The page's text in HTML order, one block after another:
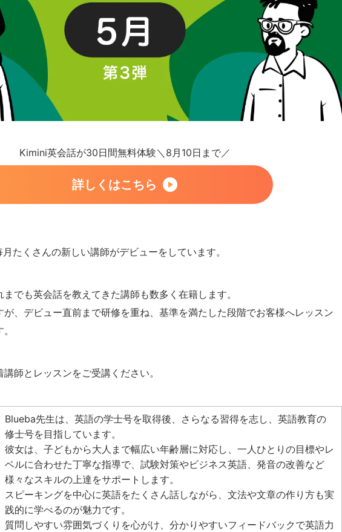
Kimini英会話が30日間無料体験＼8月10日まで／
詳しくはこちら
たくさんの新しい講師がデビューをしています。
でも英会話を教えてきた講師も数多く在籍します。
、デビュー直前まで研修を重ね、基準を満たした段階でお客様へレッスン
師とレッスンをご受講ください。
Blueba先生は、英語の学士号を取得後、さらなる習得を志し、英語教育の
修士号を目指しています。
彼女は、子どもから大人まで幅広い年齢層に対応し、一人ひとりの目標やレ
ベルに合わせた丁寧な指導で、試験対策やビジネス英語、発音の改善など
様々なスキルの上達をサポートします。
スピーキングを中心に英語をたくさん話しながら、文法や文章の作り方も実
践的に学べるのが魅力です。
質問しやすい雰囲気づくりを心がけ、分かりやすいフィードバックで英語力